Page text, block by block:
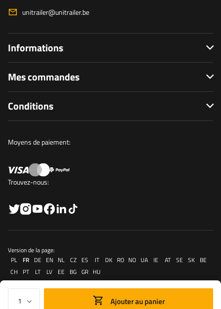
Ajouter au panier
unitrailer@unitrailer.be
Informations
Mes commandes
Conditions
Moyens de paiement:
Trouvez-nous:
Version de la page:
PL
FR DE EN NL CZ ES IT DK RO NO UA IE AT SE SK BE
CH
PT LT LV EE BG GR HU